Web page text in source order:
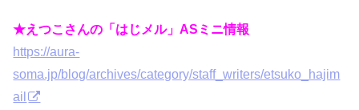
★えつこさんの「はじメル」ASミニ情報
https://aura-
soma.jp/blog/archives/category/staff_writers/etsuko_hajim
ail